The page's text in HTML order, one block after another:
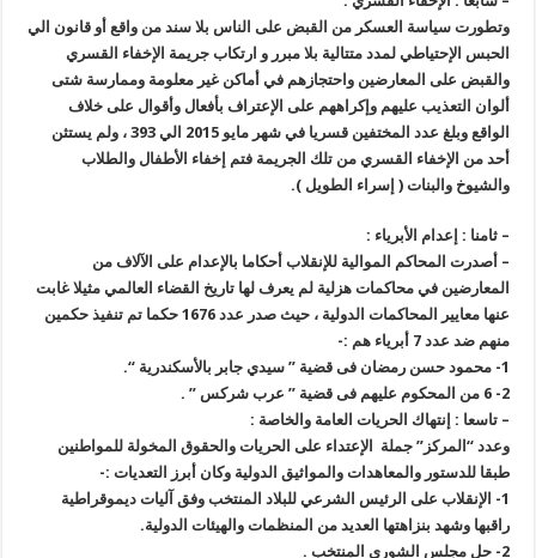
وتطورت سياسة العسكر من القبض على الناس بلا سند من واقع أو قانون الي
الحبس الإحتياطي لمدد متتالية بلا مبرر و ارتكاب جريمة الإخفاء القسري
والقبض على المعارضين واحتجازهم في أماكن غير معلومة وممارسة شتى
ألوان التعذيب عليهم وإكراههم على الإعتراف بأفعال وأقوال على خلاف
الواقع وبلغ عدد المختفين قسريا في شهر مايو 2015 الي 393 ، ولم يستثن
أحد من الإخفاء القسري من تلك الجريمة فتم إخفاء الأطفال والطلاب
والشيوخ والبنات ( إسراء الطويل ).
–ثامنا : إعدام الأبرياء :
–أصدرت المحاكم الموالية للإنقلاب أحكاما بالإعدام على الآلاف من
المعارضين في محاكمات هزلية لم يعرف لها تاريخ القضاء العالمي مثيلا غابت
عنها معايير المحاكمات الدولية ، حيث صدر عدد 1676 حكما تم تنفيذ حكمين
منهم ضد عدد 7 أبرياء هم
:-
1- محمود حسن رمضان فى قضية ” سيدي جابر بالأسكندرية “.
2- 6
من المحكوم عليهم فى قضية ” عرب شركس ” .
–تاسعا : إنتهاك الحريات العامة والخاصة :
وعدد “المركز” جملة الإعتداء على الحريات والحقوق المخولة للمواطنين
طبقا للدستور والمعاهدات والمواثيق الدولية وكان أبرز التعديات :-
1- الإنقلاب على الرئيس الشرعي للبلاد المنتخب وفق آليات ديموقراطية
راقبها وشهد بنزاهتها العديد من المنظمات والهيئات الدولية.
2-
حل مجلس الشورى المنتخب .